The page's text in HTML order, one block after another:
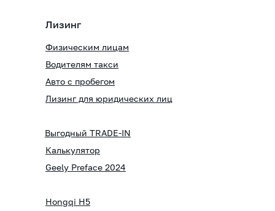
Лизинг
Водителям такси
Физическим лицам
Авто с пробегом
Лизинг для юридических лиц
Калькулятор
Hongqi H5
Выгодный TRADE-IN
Geely Preface 2024